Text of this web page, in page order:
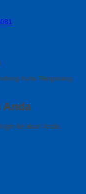
Kota Tangerang
Anda
ke akun Anda.